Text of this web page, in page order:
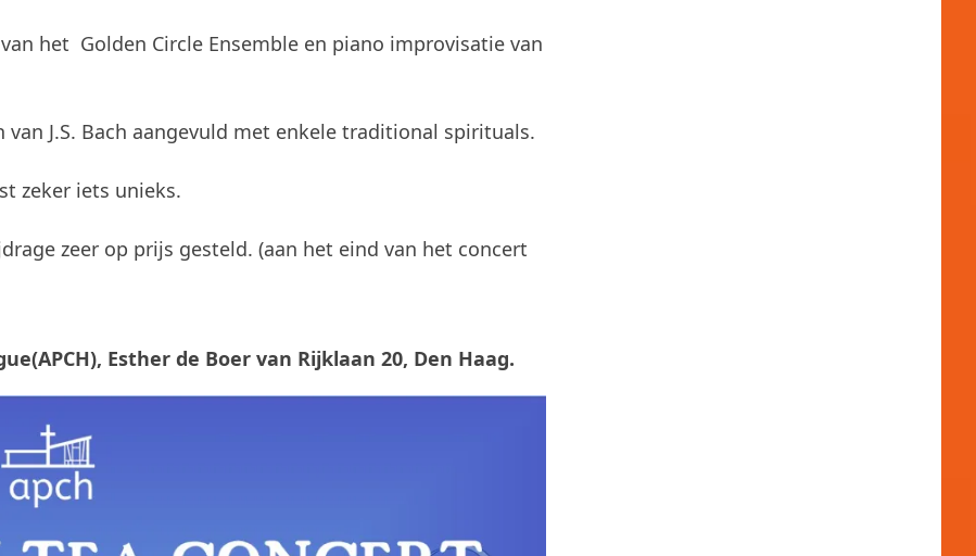
het Golden Circle Ensemble en piano improvisatie van
J.S. Bach aangevuld met enkele traditional spirituals.
zeker iets unieks.
zeer op prijs gesteld. (aan het eind van het concert
Esther de Boer van Rijklaan 20, Den Haag.